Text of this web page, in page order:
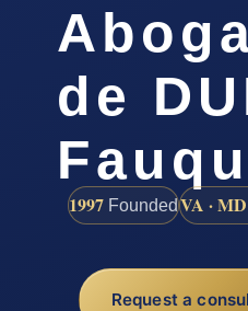
de
1997 FoundedVA ·
Request a